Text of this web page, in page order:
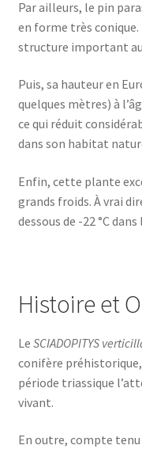
Par ailleurs, le pin
en forme très
structure important
Puis, sa hauteur en
quelques mètres) à
ce qui réduit
dans son habitat
Enfin, cette plante
grands froids. À vrai
dessous de -22 °C dans
Histoire et
Le SCIADOPITYS
conifère
période triassique
vivant.
En outre, compte